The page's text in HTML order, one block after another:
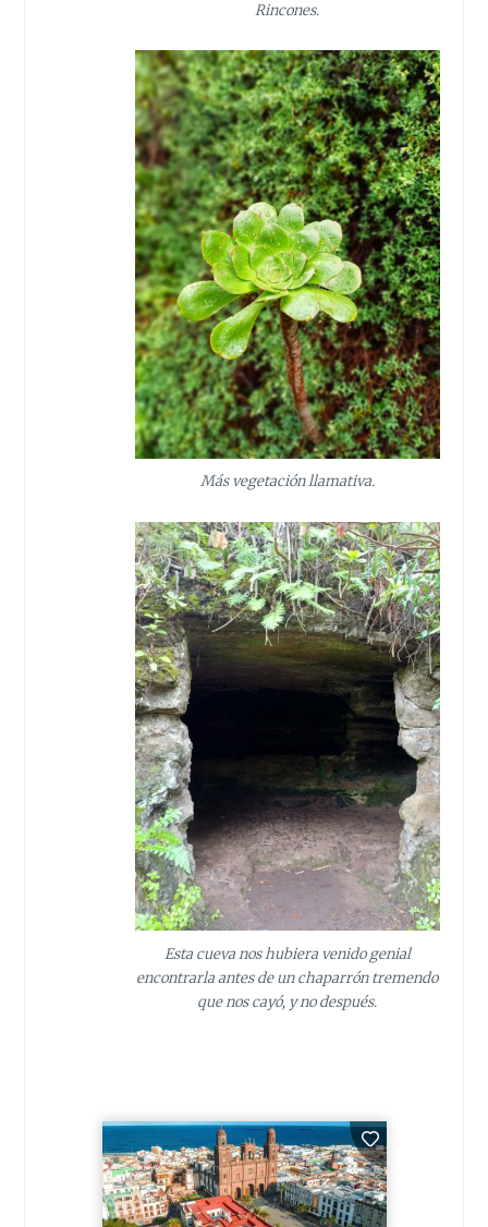
Rincones.
Más vegetación llamativa.
Esta cueva nos hubiera venido genial
encontrarla antes de un chaparrón tremendo
que nos cayó, y no después.